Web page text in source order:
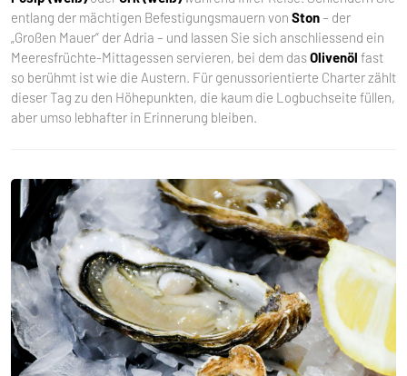
entlang der mächtigen Befestigungsmauern von Ston– der
„Großen Mauer“ der Adria – und lassen Sie sich anschliessend ein
Meeresfrüchte-Mittagessen servieren, bei dem dasOlivenöl fast
so berühmt ist wie die Austern. Für genussorientierte Charter zählt
dieser Tag zu den Höhepunkten, die kaum die Logbuchseite füllen,
aber umso lebhafter in Erinnerung bleiben.